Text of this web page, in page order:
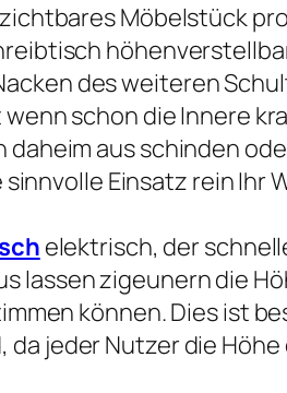
Möbelstück
des weiteren
schon die Innere
aus schinden
Einsatz rein Ihr
elektrisch, der
zigeunern die
können. Dies ist
jeder Nutzer die